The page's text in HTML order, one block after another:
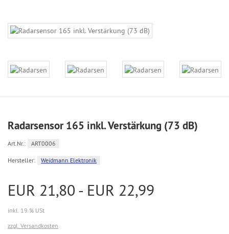
Radarsensor 165 inkl. Verstärkung (73 dB)
Art.Nr.: ART0006
Hersteller: Weidmann Elektronik
EUR 21,80 - EUR 22,99
inkl. 19 % USt
zzgl. Versandkosten